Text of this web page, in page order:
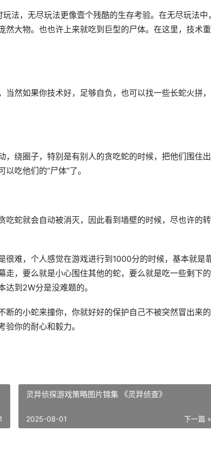
法，无尽玩法更像壹个残酷的生存考验。在无尽玩法中，
大物。也也许上来就吃到巨型的尸体。在这里，技术重
然如果你技术好，足够自负，也可以找一些长蛇火拼
绕圈子，特别是有别人的贪吃蛇的时候，把他们围住
吃他们的“尸体”了。
蛇就会自动被消灭，因此看到墙壁的时候，尽也许的转
很难，个人感觉在游戏进行到1000分的时候，基本就是
，要么就是小心围住其他的蛇，要么就是吃一些剩下
到2W分是没难题的。
的小蛇来撞你，你就好好的保护自己不被突然冒出来
你的耐心和毅力。
灵异侦探游戏策略图片锦集 《灵异侦查》
下一篇 »
2025-08-01